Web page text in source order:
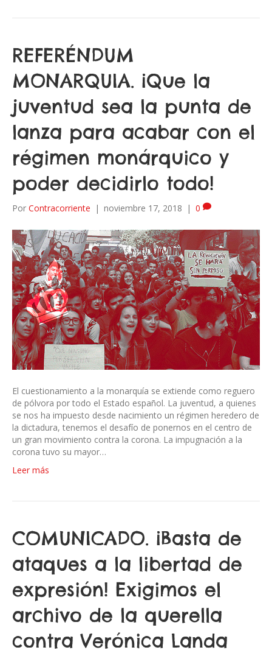
REFERÉNDUM
MONARQUIA. ¡Que la
juventud sea la punta de
lanza para acabar con el
régimen monárquico y
poder decidirlo todo!
Por Contracorriente | noviembre 17, 2018 | 0
El cuestionamiento a la monarquía se extiende como reguero
de pólvora por todo el Estado español. La juventud, a quienes
se nos ha impuesto desde nacimiento un régimen heredero de
la dictadura, tenemos el desafío de ponernos en el centro de
un gran movimiento contra la corona. La impugnación a la
corona tuvo su mayor…
Leer más
COMUNICADO. ¡Basta de
ataques a la libertad de
expresión! Exigimos el
archivo de la querella
contra Verónica Landa